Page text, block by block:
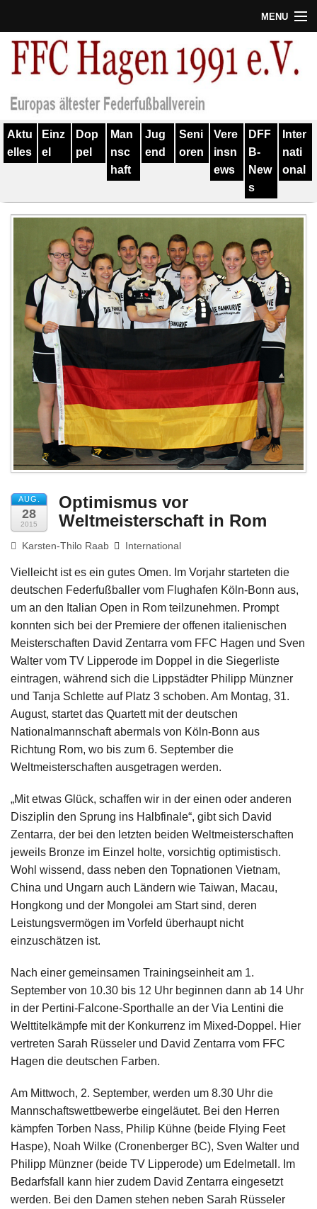
MENU
Termine
Verein
Geschichte
Training
Links
Impressum
Aktu
elles
Einz
el
Dop
pel
Man
nsc
haft
Jug
end
Seni
oren
Vere
insn
ews
DFF
B-
New
s
Inter
nati
onal
AUG.
28
2015
Optimismus vor
Weltmeisterschaft in Rom
Karsten-Thilo Raab International
Vielleicht ist es ein gutes Omen. Im Vorjahr starteten die
deutschen Federfußballer vom Flughafen Köln-Bonn aus,
um an den Italian Open in Rom teilzunehmen. Prompt
konnten sich bei der Premiere der offenen italienischen
Meisterschaften David Zentarra vom FFC Hagen und Sven
Walter vom TV Lipperode im Doppel in die Siegerliste
eintragen, während sich die Lippstädter Philipp Münzner
und Tanja Schlette auf Platz 3 schoben. Am Montag, 31.
August, startet das Quartett mit der deutschen
Nationalmannschaft abermals von Köln-Bonn aus
Richtung Rom, wo bis zum 6. September die
Weltmeisterschaften ausgetragen werden.
„Mit etwas Glück, schaffen wir in der einen oder anderen
Disziplin den Sprung ins Halbfinale“, gibt sich David
Zentarra, der bei den letzten beiden Weltmeisterschaften
jeweils Bronze im Einzel holte, vorsichtig optimistisch.
Wohl wissend, dass neben den Topnationen Vietnam,
China und Ungarn auch Ländern wie Taiwan, Macau,
Hongkong und der Mongolei am Start sind, deren
Leistungsvermögen im Vorfeld überhaupt nicht
einzuschätzen ist.
Nach einer gemeinsamen Trainingseinheit am 1.
September von 10.30 bis 12 Uhr beginnen dann ab 14 Uhr
in der Pertini-Falcone-Sporthalle an der Via Lentini die
Welttitelkämpfe mit der Konkurrenz im Mixed-Doppel. Hier
vertreten Sarah Rüsseler und David Zentarra vom FFC
Hagen die deutschen Farben.
Am Mittwoch, 2. September, werden um 8.30 Uhr die
Mannschaftswettbewerbe eingeläutet. Bei den Herren
kämpfen Torben Nass, Philip Kühne (beide Flying Feet
Haspe), Noah Wilke (Cronenberger BC), Sven Walter und
Philipp Münzner (beide TV Lipperode) um Edelmetall. Im
Bedarfsfall kann hier zudem David Zentarra eingesetzt
werden. Bei den Damen stehen neben Sarah Rüsseler